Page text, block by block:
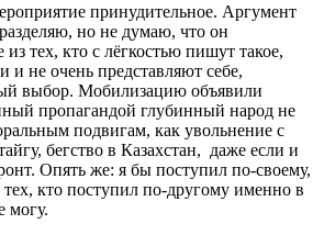
принудительное. Аргумент
но не думаю, что он
тех, кто с лёгкостью пишут такое,
и не очень представляют себе,
выбор. Мобилизацию объявили
пропагандой глубинный народ не
подвигам, как увольнение с
бегство в Казахстан, даже если и
Опять же: я бы поступил по-своему,
кто поступил по-другому именно в
могу.